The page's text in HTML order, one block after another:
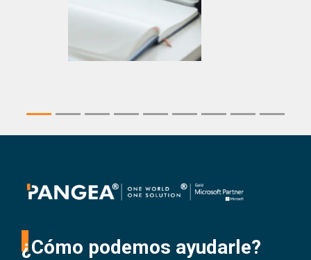
¿Cómo podemos ayudarle?